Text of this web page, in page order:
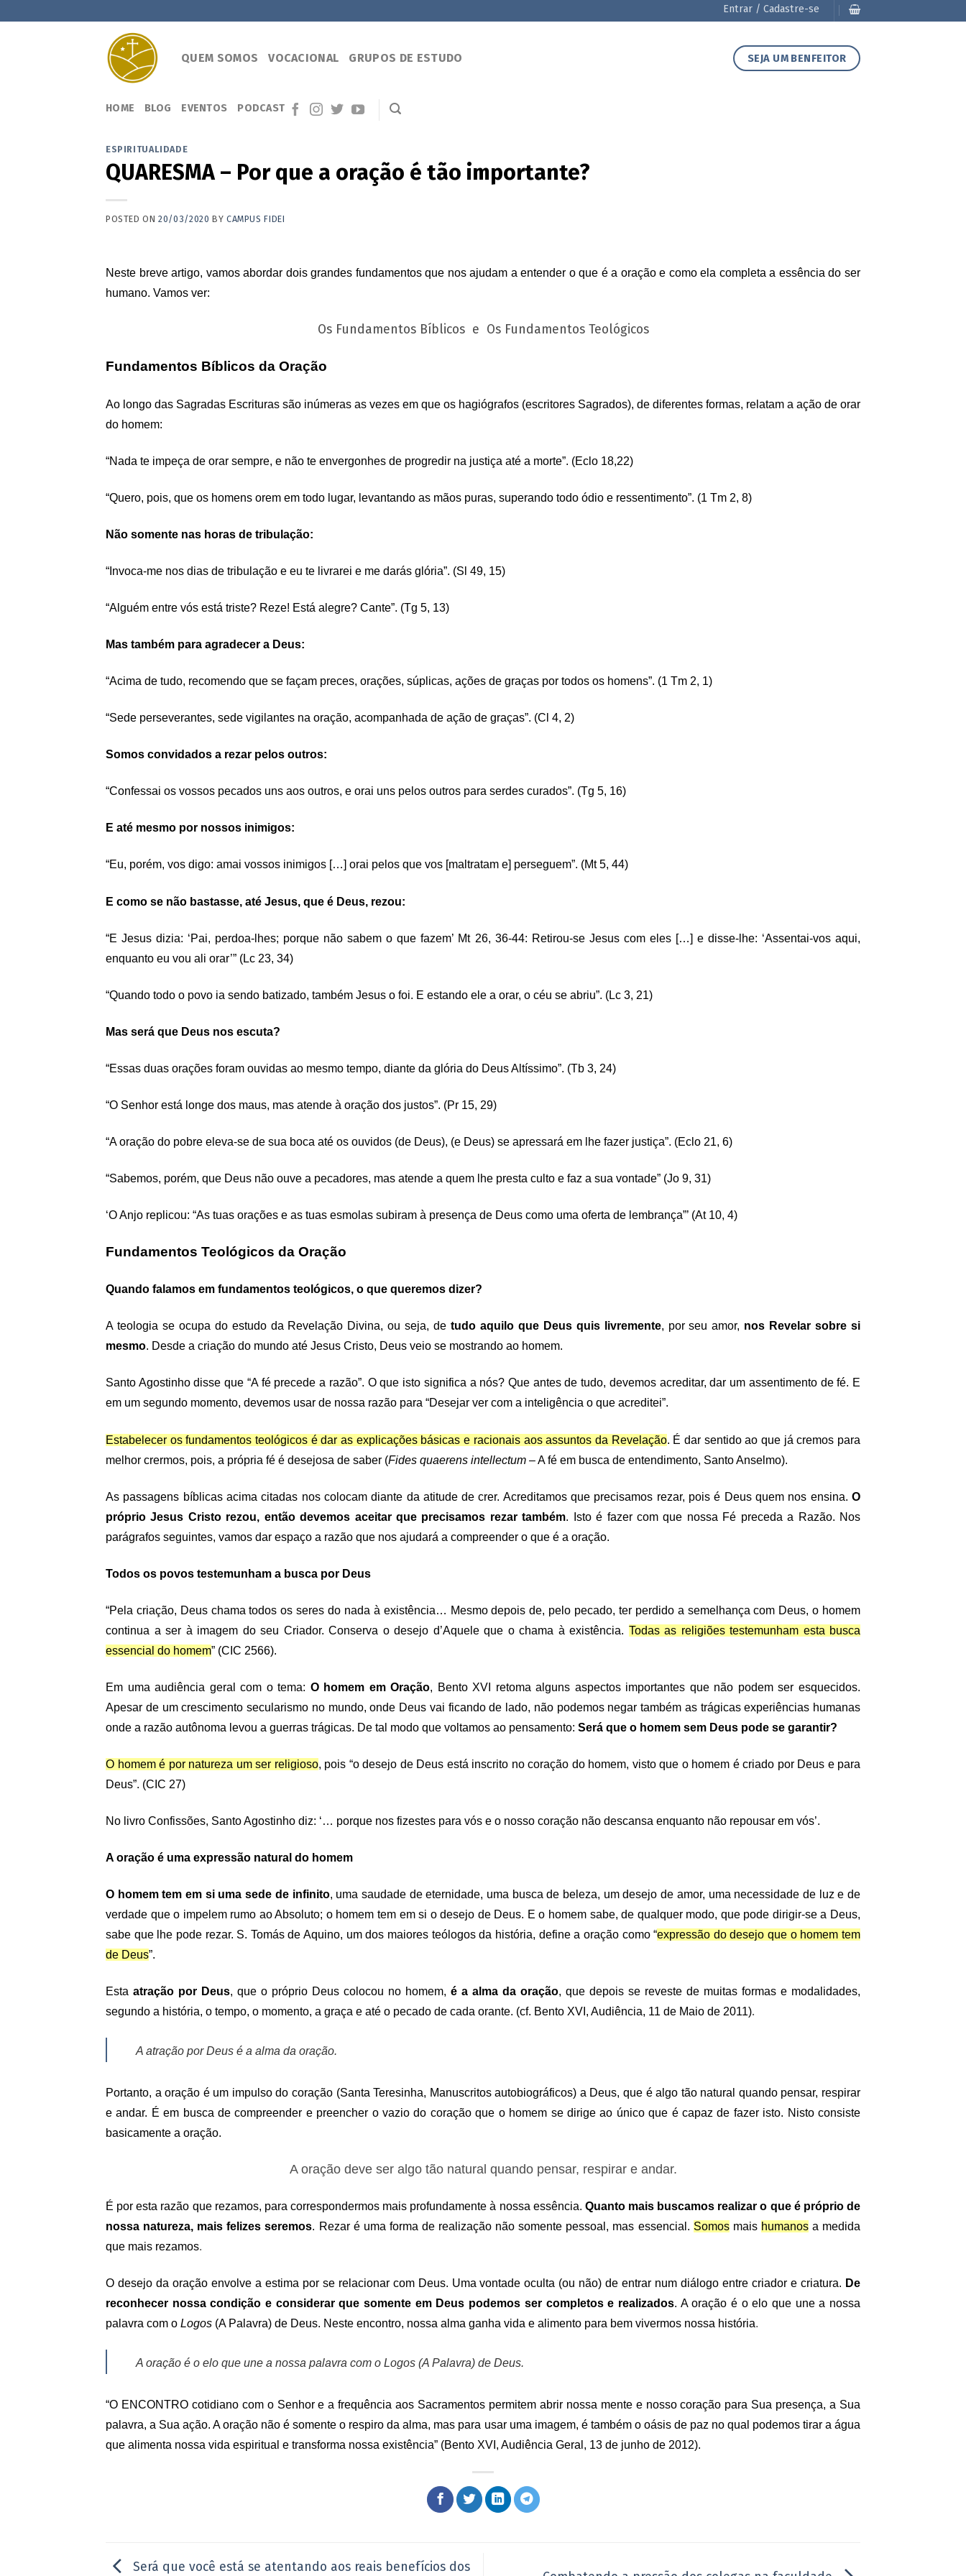
Entrar / Cadastre-se
QUEM SOMOS VOCACIONAL GRUPOS DE ESTUDO SEJA UM BENFEITOR
HOME BLOG EVENTOS PODCAST
ESPIRITUALIDADE
QUARESMA – Por que a oração é tão importante?
POSTED ON20/03/2020 BY CAMPUS FIDEI
Neste breve artigo, vamos abordar dois grandes fundamentos que nos ajudam a entender o que é a oração e como ela completa a essência do ser
humano. Vamos ver:
Os Fundamentos Bíblicose Os Fundamentos Teológicos
Fundamentos Bíblicos da Oração
Ao longo das Sagradas Escrituras são inúmeras as vezes em que os hagiógrafos (escritores Sagrados), de diferentes formas, relatam a ação de orar
do homem:
“Nada te impeça de orar sempre, e não te envergonhes de progredir na justiça até a morte”. (Eclo 18,22)
“Quero, pois, que os homens orem em todo lugar, levantando as mãos puras, superando todo ódio e ressentimento”. (1 Tm 2, 8)
Não somente nas horas de tribulação:
“Invoca-me nos dias de tribulação e eu te livrarei e me darás glória”. (Sl 49, 15)
“Alguém entre vós está triste? Reze! Está alegre? Cante”. (Tg 5, 13)
Mas também para agradecer a Deus:
“Acima de tudo, recomendo que se façam preces, orações, súplicas, ações de graças por todos os homens”. (1 Tm 2, 1)
“Sede perseverantes, sede vigilantes na oração, acompanhada de ação de graças”. (Cl 4, 2)
Somos convidados a rezar pelos outros:
“Confessai os vossos pecados uns aos outros, e orai uns pelos outros para serdes curados”. (Tg 5, 16)
E até mesmo por nossos inimigos:
“Eu, porém, vos digo: amai vossos inimigos […] orai pelos que vos [maltratam e] perseguem”. (Mt 5, 44)
E como se não bastasse, até Jesus, que é Deus, rezou:
“E Jesus dizia: ‘Pai, perdoa-lhes; porque não sabem o que fazem’ Mt 26, 36-44: Retirou-se Jesus com eles […] e disse-lhe: ‘Assentai-vos aqui,
enquanto eu vou ali orar’” (Lc 23, 34)
“Quando todo o povo ia sendo batizado, também Jesus o foi. E estando ele a orar, o céu se abriu”. (Lc 3, 21)
Mas será que Deus nos escuta?
“Essas duas orações foram ouvidas ao mesmo tempo, diante da glória do Deus Altíssimo”. (Tb 3, 24)
“O Senhor está longe dos maus, mas atende à oração dos justos”. (Pr 15, 29)
“A oração do pobre eleva-se de sua boca até os ouvidos (de Deus), (e Deus) se apressará em lhe fazer justiça”. (Eclo 21, 6)
“Sabemos, porém, que Deus não ouve a pecadores, mas atende a quem lhe presta culto e faz a sua vontade” (Jo 9, 31)
‘O Anjo replicou: “As tuas orações e as tuas esmolas subiram à presença de Deus como uma oferta de lembrança”’ (At 10, 4)
Fundamentos Teológicos da Oração
Quando falamos em fundamentos teológicos, o que queremos dizer?
A teologia se ocupa do estudo da Revelação Divina, ou seja, de tudo aquilo que Deus quis livremente, por seu amor, nos Revelar sobre si
mesmo. Desde a criação do mundo até Jesus Cristo, Deus veio se mostrando ao homem.
Santo Agostinho disse que “A fé precede a razão”. O que isto significa a nós? Que antes de tudo, devemos acreditar, dar um assentimento de fé. E
em um segundo momento, devemos usar de nossa razão para “Desejar ver com a inteligência o que acreditei”.
Estabelecer os fundamentos teológicos é dar as explicações básicas e racionais aos assuntos da Revelação. É dar sentido ao que já cremos para
melhor crermos, pois, a própria fé é desejosa de saber (Fides quaerens intellectum – A fé em busca de entendimento, Santo Anselmo).
As passagens bíblicas acima citadas nos colocam diante da atitude de crer. Acreditamos que precisamos rezar, pois é Deus quem nos ensina. O
próprio Jesus Cristo rezou, então devemos aceitar que precisamos rezar também. Isto é fazer com que nossa Fé preceda a Razão. Nos
parágrafos seguintes, vamos dar espaço a razão que nos ajudará a compreender o que é a oração.
Todos os povos testemunham a busca por Deus
“Pela criação, Deus chama todos os seres do nada à existência… Mesmo depois de, pelo pecado, ter perdido a semelhança com Deus, o homem
continua a ser à imagem do seu Criador. Conserva o desejo d’Aquele que o chama à existência. Todas as religiões testemunham esta busca
essencial do homem” (CIC 2566).
Em uma audiência geral com o tema: O homem em Oração, Bento XVI retoma alguns aspectos importantes que não podem ser esquecidos.
Apesar de um crescimento secularismo no mundo, onde Deus vai ficando de lado, não podemos negar também as trágicas experiências humanas
onde a razão autônoma levou a guerras trágicas. De tal modo que voltamos ao pensamento: Será que o homem sem Deus pode se garantir?
O homem é por natureza um ser religioso, pois “o desejo de Deus está inscrito no coração do homem, visto que o homem é criado por Deus e para
Deus”. (CIC 27)
No livro Confissões, Santo Agostinho diz: ‘… porque nos fizestes para vós e o nosso coração não descansa enquanto não repousar em vós’.
A oração é uma expressão natural do homem
O homem tem em si uma sede de infinito, uma saudade de eternidade, uma busca de beleza, um desejo de amor, uma necessidade de luz e de
verdade que o impelem rumo ao Absoluto; o homem tem em si o desejo de Deus. E o homem sabe, de qualquer modo, que pode dirigir-se a Deus,
sabe que lhe pode rezar. S. Tomás de Aquino, um dos maiores teólogos da história, define a oração como “expressão do desejo que o homem tem
de Deus”.
Esta atração por Deus, que o próprio Deus colocou no homem, é a alma da oração, que depois se reveste de muitas formas e modalidades,
segundo a história, o tempo, o momento, a graça e até o pecado de cada orante. (cf. Bento XVI, Audiência, 11 de Maio de 2011).
A atração por Deus é a alma da oração.
Portanto, a oração é um impulso do coração (Santa Teresinha, Manuscritos autobiográficos) a Deus, que é algo tão natural quando pensar, respirar
e andar. É em busca de compreender e preencher o vazio do coração que o homem se dirige ao único que é capaz de fazer isto. Nisto consiste
basicamente a oração.
A oração deve ser algo tão natural quando pensar, respirar e andar.
É por esta razão que rezamos, para correspondermos mais profundamente à nossa essência. Quanto mais buscamos realizar o que é próprio de
nossa natureza, mais felizes seremos. Rezar é uma forma de realização não somente pessoal, mas essencial. Somosmais humanosa medida
que mais rezamos.
O desejo da oração envolve a estima por se relacionar com Deus. Uma vontade oculta (ou não) de entrar num diálogo entre criador e criatura. De
reconhecer nossa condição e considerar que somente em Deus podemos ser completos e realizados. A oração é o elo que une a nossa
palavra com o Logos (A Palavra) de Deus. Neste encontro, nossa alma ganha vida e alimento para bem vivermos nossa história.
A oração é o elo que une a nossa palavra com o Logos(A Palavra) de Deus.
“O ENCONTRO cotidiano com o Senhor e a frequência aos Sacramentos permitem abrir nossa mente e nosso coração para Sua presença, a Sua
palavra, a Sua ação. A oração não é somente o respiro da alma, mas para usar uma imagem, é também o oásis de paz no qual podemos tirar a água
que alimenta nossa vida espiritual e transforma nossa existência” (Bento XVI, Audiência Geral, 13 de junho de 2012).
Será que você está se atentando aos reais benefícios dos